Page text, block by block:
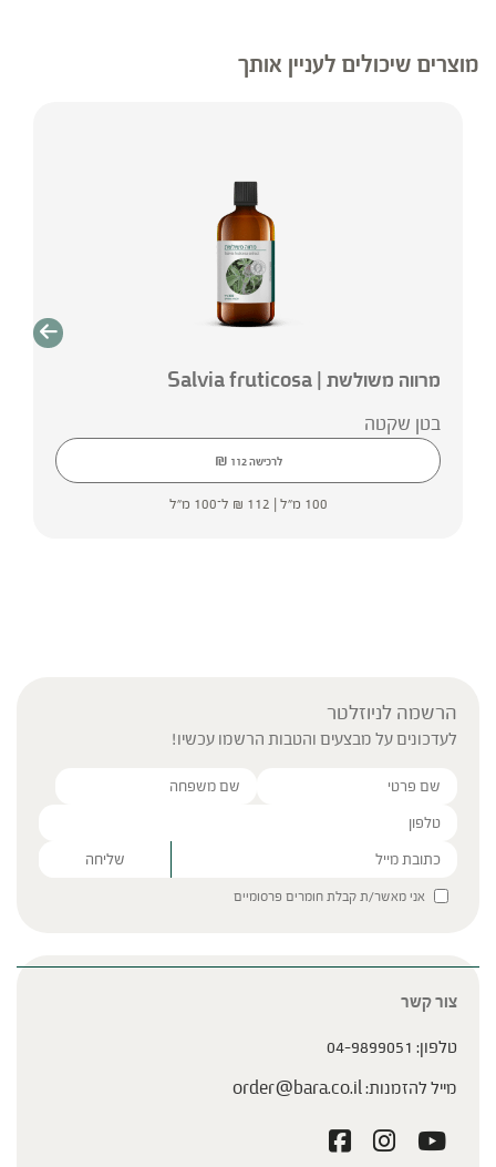
מוצרים שיכולים לעניין אותך
מרווה משולשת | Salvia fruticosa
בטן שקטה
לרכישה ₪ 112
100 מ"ל | ₪ 112 ל־100 מ"ל
הרשמה לניוזלטר
לעדכונים על מבצעים והטבות הרשמו עכשיו!
Please leave this field empty.
אני מאשר/ת קבלת חומרים פרסומיים
צור קשר
טלפון: 04-9899051
מייל להזמנות: order@bara.co.il